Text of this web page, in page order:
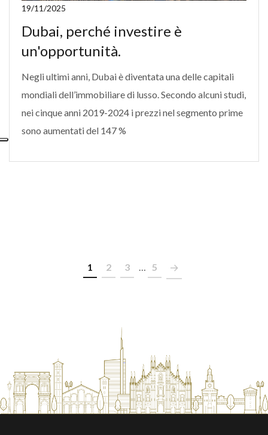
19/11/2025
Dubai, perché investire è
un'opportunità.
Negli ultimi anni, Dubai è diventata una delle capitali
mondiali dell’immobiliare di lusso. Secondo alcuni studi,
nei cinque anni 2019-2024 i prezzi nel segmento prime
sono aumentati del 147 %
1 2 3 5